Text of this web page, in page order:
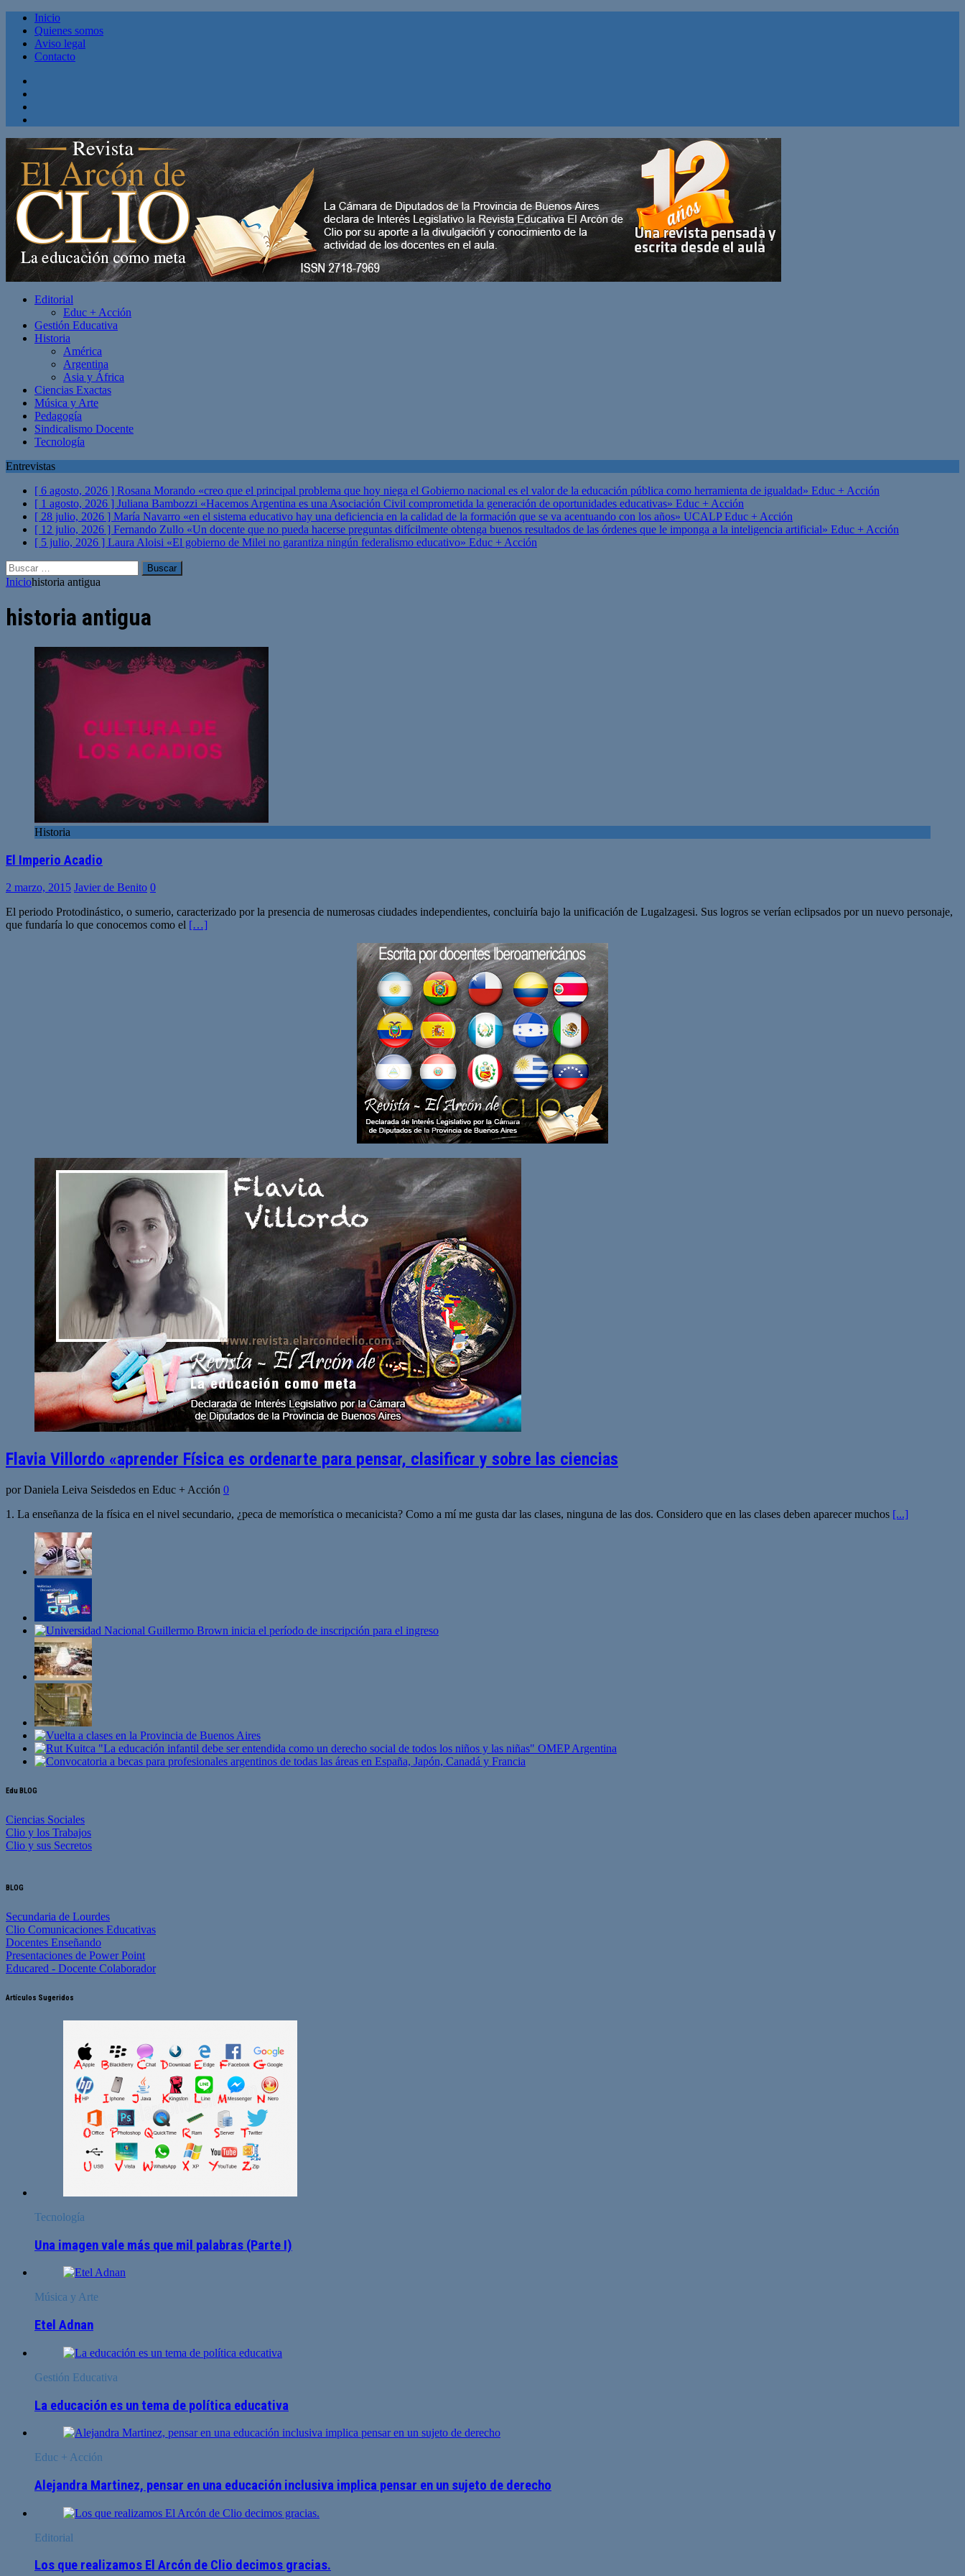
Inicio
Quienes somos
Aviso legal
Contacto
Editorial
Educ + Acción
Gestión Educativa
Historia
América
Argentina
Asia y África
Ciencias Exactas
Música y Arte
Pedagogía
Sindicalismo Docente
Tecnología
Entrevistas
[ 6 agosto, 2026 ] Rosana Morando «creo que el principal problema que hoy niega el Gobierno nacional es el valor de la educación pública como herramienta de igualdad» Educ + Acción
[ 1 agosto, 2026 ] Juliana Bambozzi «Hacemos Argentina es una Asociación Civil comprometida la generación de oportunidades educativas» Educ + Acción
[ 28 julio, 2026 ] María Navarro «en el sistema educativo hay una deficiencia en la calidad de la formación que se va acentuando con los años» UCALPEduc + Acción
[ 12 julio, 2026 ] Fernando Zullo «Un docente que no pueda hacerse preguntas difícilmente obtenga buenos resultados de las órdenes que le imponga a la inteligencia artificial» Educ + Acción
[ 5 julio, 2026 ] Laura Aloisi «El gobierno de Milei no garantiza ningún federalismo educativo» Educ + Acción
Buscar:
Iniciohistoria antigua
historia antigua
Historia
El Imperio Acadio
2 marzo, 2015 Javier de Benito 0
El periodo Protodinástico, o sumerio, caracterizado por la presencia de numerosas ciudades independientes, concluiría bajo la unificación de Lugalzagesi. Sus logros se verían eclipsados por un nuevo personaje,
que fundaría lo que conocemos como el […]
Flavia Villordo «aprender Física es ordenarte para pensar, clasificar y sobre las ciencias
por Daniela Leiva Seisdedos en Educ + Acción 0
1. La enseñanza de la física en el nivel secundario, ¿peca de memorística o mecanicista? Como a mí me gusta dar las clases, ninguna de las dos. Considero que en las clases deben aparecer muchos [...]
Edu BLOG
Ciencias Sociales
Clio y los Trabajos
Clio y sus Secretos
BLOG
Secundaria de Lourdes
Clio Comunicaciones Educativas
Docentes Enseñando
Presentaciones de Power Point
Educared - Docente Colaborador
Artículos Sugeridos
Tecnología
Una imagen vale más que mil palabras (Parte I)
Música y Arte
Etel Adnan
Gestión Educativa
La educación es un tema de política educativa
Educ + Acción
Alejandra Martinez, pensar en una educación inclusiva implica pensar en un sujeto de derecho
Editorial
Los que realizamos El Arcón de Clio decimos gracias.